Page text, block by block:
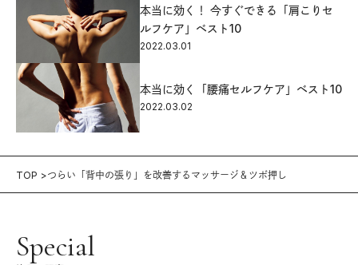
本当に効く！ 今すぐできる「肩こりセ
ルフケア」ベスト10
2022.03.01
本当に効く「腰痛セルフケア」ベスト10
2022.03.02
TOP つらい「背中の張り」を改善するマッサージ＆ツボ押し
Special